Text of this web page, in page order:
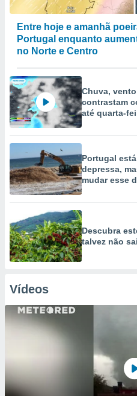
Entre hoje e amanhã
Portugal enquanto
no Norte e Centro
Chuva,
contrastam
até quarta-
Portugal
depressa,
mudar esse
Descubra
talvez não
Vídeos